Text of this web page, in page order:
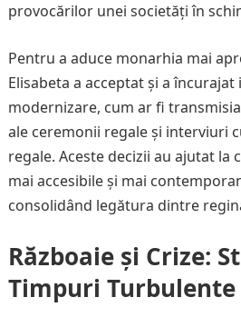
provocărilor unei societăți în
Pentru a aduce monarhia mai
Elisabeta a acceptat și a
modernizare, cum ar fi
ale ceremonii regale și interviuri
regale. Aceste decizii au ajutat la
mai accesibile și mai
consolidând legătura dintre
Războaie și Crize:
Timpuri Turbulente